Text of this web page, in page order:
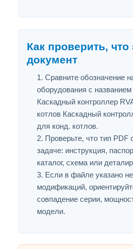
Как проверить,
документ
Сравните обозначение
оборудования с названием
Каскадный контроллер
котлов Каскадный
для конд. котлов.
Проверьте, что тип PDF
задаче: инструкция,
каталог, схема или
Если в файле указано
модификаций,
совпадение серии,
модели.